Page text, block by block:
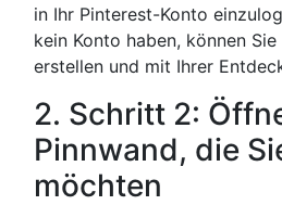
in Ihr Pinterest-Konto
kein Konto haben, können
erstellen und mit Ihrer
2. Schritt 2:
Pinnwand, die
möchten